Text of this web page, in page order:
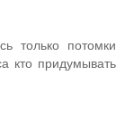
только потомки
кто придумывать